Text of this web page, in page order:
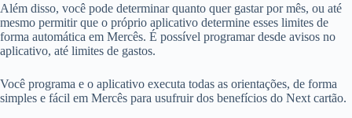
Além disso, você pode determinar quanto quer gastar por mês, ou até
mesmo permitir que o próprio aplicativo determine esses limites de
forma automática em Mercês. É possível programar desde avisos no
aplicativo, até limites de gastos.
Você programa e o aplicativo executa todas as orientações, de forma
simples e fácil em Mercês para usufruir dos benefícios do Next cartão.